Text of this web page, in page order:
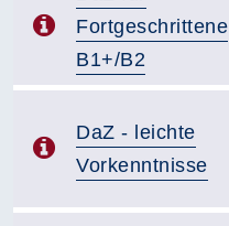
Fortgeschrittene
B1+/B2
DaZ - leichte
Vorkenntnisse